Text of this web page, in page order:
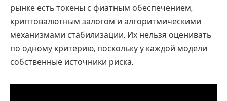
рынке есть токены с фиатным обеспечением,
криптовалютным залогом и алгоритмическими
механизмами стабилизации. Их нельзя оценивать
по одному критерию, поскольку у каждой модели
собственные источники риска.